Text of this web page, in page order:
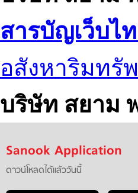
สารบัญเว็บไ
อสังหาริมทรั
บริษัท สยาม
Sanook Application
ดาวน์โหลดได้แล้ววันนี้